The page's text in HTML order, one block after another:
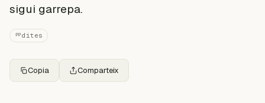
sigui garrepa.
dites
Copia Comparteix